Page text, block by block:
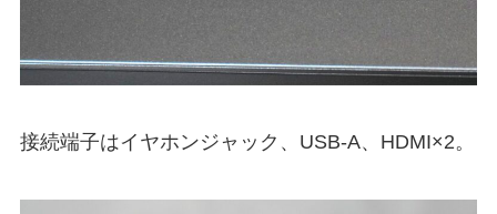
接続端子はイヤホンジャック、USB-A、HDMI×2。